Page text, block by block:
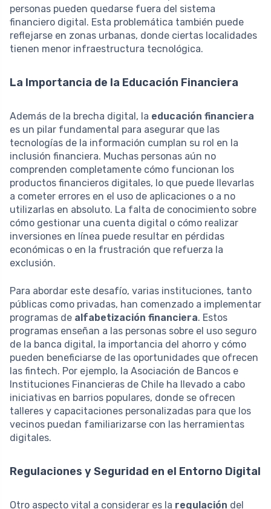
personas pueden quedarse fuera del sistema
financiero digital. Esta problemática también puede
reflejarse en zonas urbanas, donde ciertas localidades
tienen menor infraestructura tecnológica.
La Importancia de la Educación Financiera
Además de la brecha digital, la educación financiera
es un pilar fundamental para asegurar que las
tecnologías de la información cumplan su rol en la
inclusión financiera. Muchas personas aún no
comprenden completamente cómo funcionan los
productos financieros digitales, lo que puede llevarlas
a cometer errores en el uso de aplicaciones o a no
utilizarlas en absoluto. La falta de conocimiento sobre
cómo gestionar una cuenta digital o cómo realizar
inversiones en línea puede resultar en pérdidas
económicas o en la frustración que refuerza la
exclusión.
Para abordar este desafío, varias instituciones, tanto
públicas como privadas, han comenzado a implementar
programas de alfabetización financiera. Estos
programas enseñan a las personas sobre el uso seguro
de la banca digital, la importancia del ahorro y cómo
pueden beneficiarse de las oportunidades que ofrecen
las fintech. Por ejemplo, la Asociación de Bancos e
Instituciones Financieras de Chile ha llevado a cabo
iniciativas en barrios populares, donde se ofrecen
talleres y capacitaciones personalizadas para que los
vecinos puedan familiarizarse con las herramientas
digitales.
Regulaciones y Seguridad en el Entorno Digital
Otro aspecto vital a considerar es la regulación del